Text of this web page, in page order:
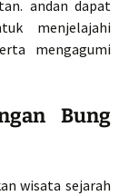
andan dapat
menjelajahi
mengagumi
Bung
wisata sejarah